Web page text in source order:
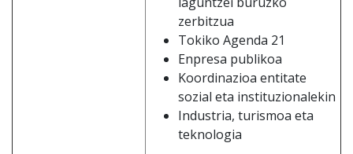
zerbitzua
Tokiko Agenda 21
Enpresa publikoa
Koordinazioa entitate
sozial eta instituzionalekin
Industria, turismoa eta
teknologia